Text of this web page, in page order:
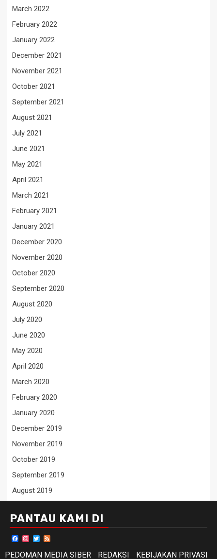
March 2022
February 2022
January 2022
December 2021
November 2021
October 2021
September 2021
August 2021
July 2021
June 2021
May 2021
April 2021
March 2021
February 2021
January 2021
December 2020
November 2020
October 2020
September 2020
August 2020
July 2020
June 2020
May 2020
April 2020
March 2020
February 2020
January 2020
December 2019
November 2019
October 2019
September 2019
August 2019
PANTAU KAMI DI
Facebook
Instagram
Twitter
PEDOMAN MEDIA SIBER
REDAKSI KEBIJAKAN PRIVASI